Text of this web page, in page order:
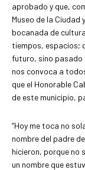
aprobado y que,
Museo de la Ciudad
bocanada de
tiempos, espacios;
futuro, sino pasado
nos convoca a
que el Honorable
de este municipio,
“Hoy me toca no
nombre del padre
hicieron, porque no
un nombre que